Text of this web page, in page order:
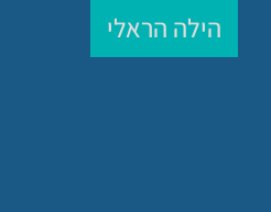
הילה הראלי